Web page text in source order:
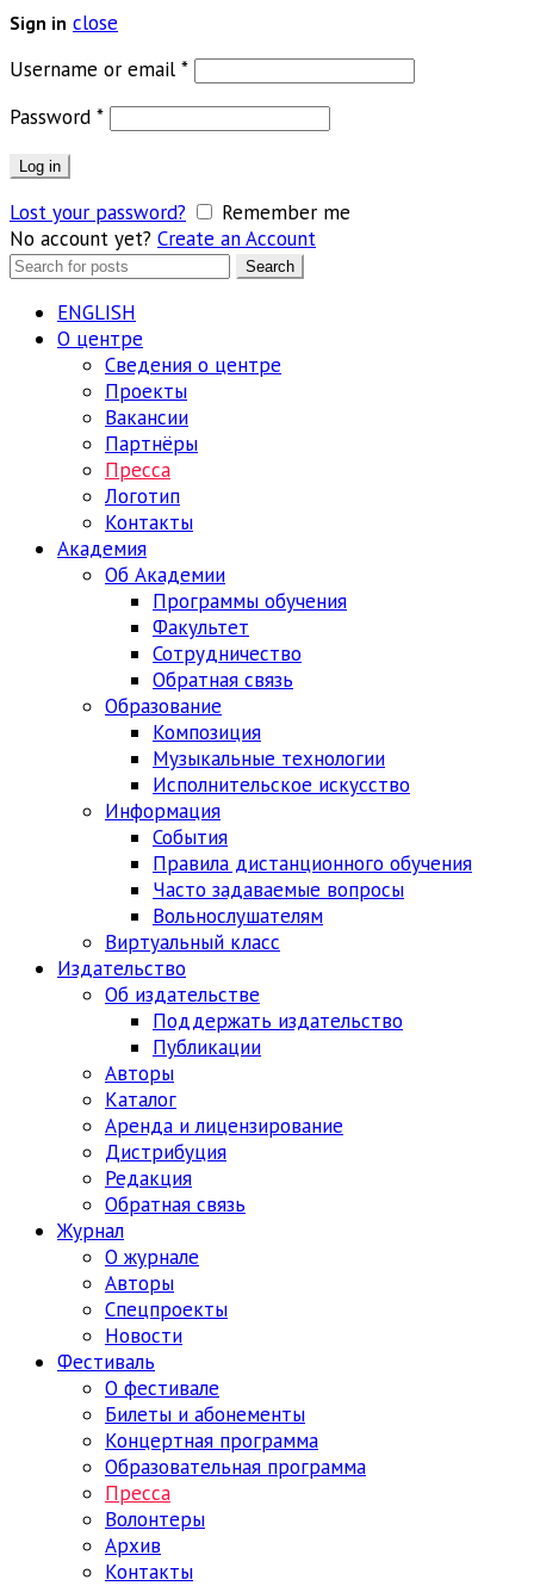
Sign in close
Username or email *Обязательно
Password *Обязательно
Log in
Lost your password?
Remember me
No account yet? Create an Account
Search
Search
ENGLISH
О центре
Сведения о центре
Проекты
Вакансии
Партнёры
Пресса
Логотип
Контакты
Академия
Об Академии
Программы обучения
Факультет
Сотрудничество
Обратная связь
Образование
Композиция
Музыкальные технологии
Исполнительское искусство
Информация
События
Правила дистанционного обучения
Часто задаваемые вопросы
Вольнослушателям
Виртуальный класс
Издательство
Об издательстве
Поддержать издательство
Публикации
Авторы
Каталог
Аренда и лицензирование
Дистрибуция
Редакция
Обратная связь
Журнал
О журнале
Авторы
Спецпроекты
Новости
Фестиваль
О фестивале
Билеты и абонементы
Концертная программа
Образовательная программа
Пресса
Волонтеры
Архив
Контакты